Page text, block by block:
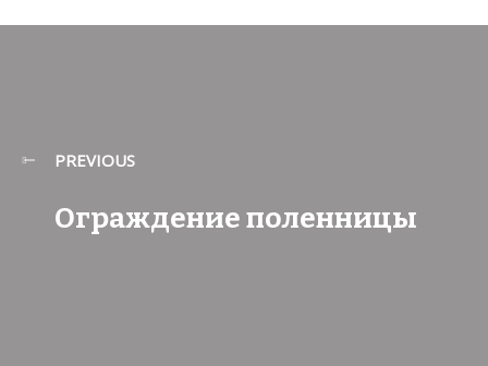
PREVIOUS
Ограждение поленницы